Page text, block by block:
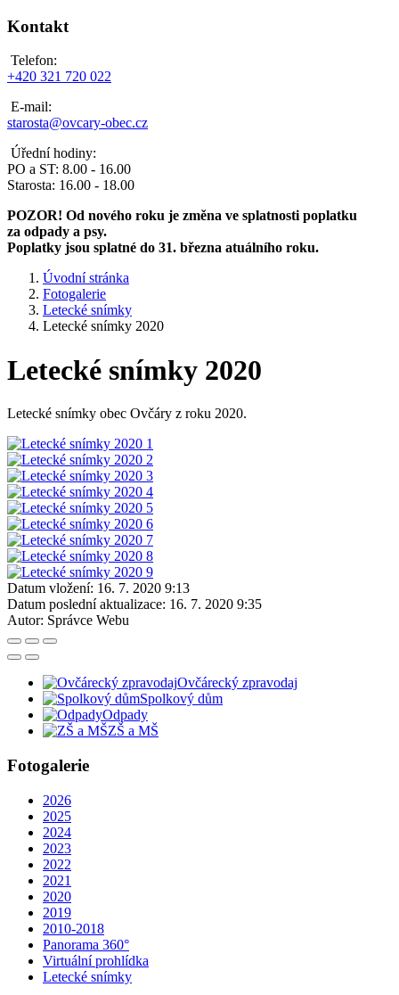
Kontakt
Telefon:
+420 321 720 022
E-mail:
starosta@ovcary-obec.cz
Úřední hodiny:
PO a ST: 8.00 - 16.00
Starosta: 16.00 - 18.00
POZOR! Od nového roku je změna ve splatnosti poplatku
za odpady a psy.
Poplatky jsou splatné do 31. března atuálního roku.
Úvodní stránka
Fotogalerie
Letecké snímky
Letecké snímky 2020
Letecké snímky 2020
Letecké snímky obec Ovčáry z roku 2020.
Datum vložení: 16. 7. 2020 9:13
Datum poslední aktualizace: 16. 7. 2020 9:35
Autor: Správce Webu
Ovčárecký zpravodaj
Spolkový dům
Odpady
ZŠ a MŠ
Fotogalerie
2026
2025
2024
2023
2022
2021
2020
2019
2010-2018
Panorama 360°
Virtuální prohlídka
Letecké snímky